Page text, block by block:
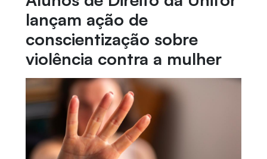
lançam ação de
conscientização sobre
violência contra a mulher